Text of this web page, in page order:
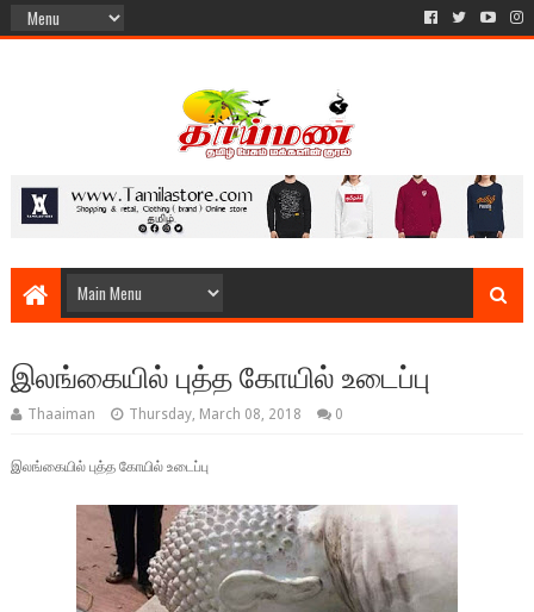
இலங்கையில் புத்த கோயில் உடைப்பு
Thaaiman Thursday, March 08, 2018 0
இலங்கையில் புத்த கோயில் உடைப்பு